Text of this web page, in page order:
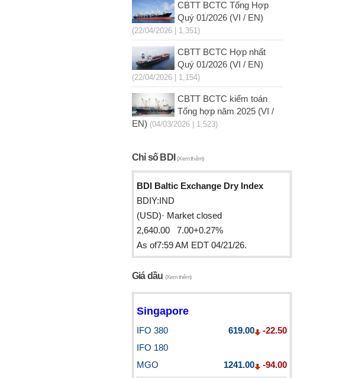
CBTT BCTC Tổng Hợp
Quý 01/2026 (VI / EN)
(22/04/2026 | 1,351)
CBTT BCTC Hợp nhất
Quý 01/2026 (VI / EN)
(22/04/2026 | 1,154)
CBTT BCTC kiểm toán
Tổng hợp năm 2025 (VI /
EN) (04/03/2026 | 1,523)
Chỉ số BDI(Xem thêm)
BDI Baltic Exchange Dry Index
BDIY:IND
(USD)· Market closed
2,640.00 7.00+0.27%
As of7:59 AM EDT 04/21/26.
Giá dầu (Xem thêm)
Singapore
IFO 380 619.00
-22.50
IFO 180
MGO
1241.00 -94.00